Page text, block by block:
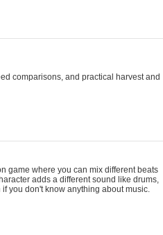
comparisons, and practical harvest and
game where you can mix different beats
adds a different sound like drums,
you don't know anything about music.